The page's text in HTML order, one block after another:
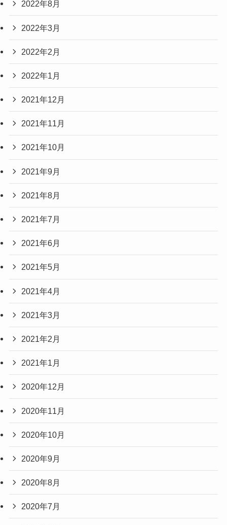
2022年8月
2022年3月
2022年2月
2022年1月
2021年12月
2021年11月
2021年10月
2021年9月
2021年8月
2021年7月
2021年6月
2021年5月
2021年4月
2021年3月
2021年2月
2021年1月
2020年12月
2020年11月
2020年10月
2020年9月
2020年8月
2020年7月